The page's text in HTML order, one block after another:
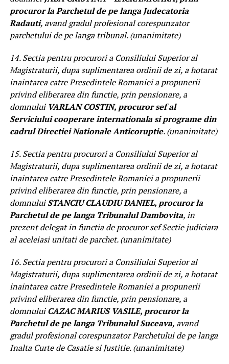
procuror la Parchetul de pe langa Judecatoria
Radauti, avand gradul profesional corespunzator
parchetului de pe langa tribunal. (unanimitate)
14. Sectia pentru procurori a Consiliului Superior al
Magistraturii, dupa suplimentarea ordinii de zi, a hotarat
inaintarea catre Presedintele Romaniei a propunerii
privind eliberarea din functie, prin pensionare, a
domnului VARLAN COSTIN, procuror sef al
Serviciului cooperare internationala si programe din
cadrul Directiei Nationale Anticoruptie. (unanimitate)
15. Sectia pentru procurori a Consiliului Superior al
Magistraturii, dupa suplimentarea ordinii de zi, a hotarat
inaintarea catre Presedintele Romaniei a propunerii
privind eliberarea din functie, prin pensionare, a
domnuluiSTANCIU CLAUDIU DANIEL, procuror la
Parchetul de pe langa Tribunalul Dambovita, in
prezent delegat in functia de procuror sef Sectie judiciara
al aceleiasi unitati de parchet. (unanimitate)
16. Sectia pentru procurori a Consiliului Superior al
Magistraturii, dupa suplimentarea ordinii de zi, a hotarat
inaintarea catre Presedintele Romaniei a propunerii
privind eliberarea din functie, prin pensionare, a
domnuluiCAZAC MARIUS VASILE, procuror la
Parchetul de pe langa Tribunalul Suceava, avand
gradul profesional corespunzator Parchetului de pe langa
Inalta Curte de Casatie si Justitie. (unanimitate)